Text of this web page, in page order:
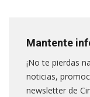
Mantente
¡No te pierdas
noticias,
newsletter de